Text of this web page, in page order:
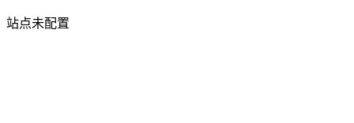
站点未配置